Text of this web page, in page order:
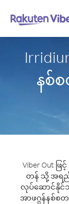
နစ်
Viber Out ဖ
တန် သို့ အရည်အ
လုပ်ဆောင်နို
အာဖဂ္ဂန်နစ်